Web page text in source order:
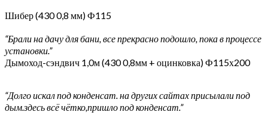
Шибер (430 0,8 мм) Ф115
“Брали на дачу для бани, все прекрасно подошло, пока в процессе
установки.”
Дымоход-сэндвич 1,0м (430 0,8мм + оцинковка) Ф115х200
“Долго искал под конденсат. на других сайтах присылали под
дым.здесь всё чётко,пришло под конденсат.”